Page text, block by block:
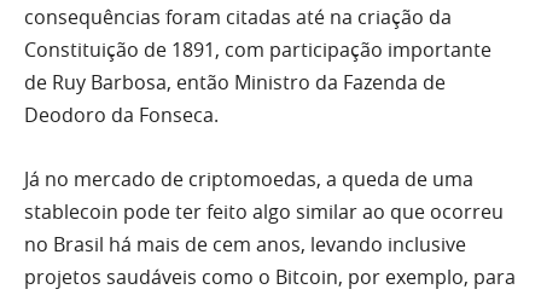
consequências foram citadas até na criação da
Constituição de 1891, com participação importante
de Ruy Barbosa, então Ministro da Fazenda de
Deodoro da Fonseca.
Já no mercado de criptomoedas, a queda de uma
stablecoin pode ter feito algo similar ao que ocorreu
no Brasil há mais de cem anos, levando inclusive
projetos saudáveis como o Bitcoin, por exemplo, para